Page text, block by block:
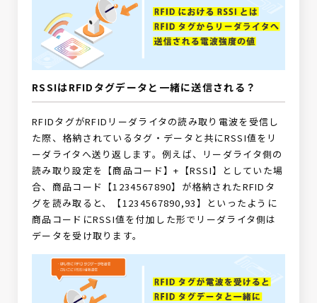
RSSIはRFIDタグデータと一緒に送信される？
RFIDタグがRFIDリーダライタの読み取り電波を受信し
た際、格納されているタグ・データと共にRSSI値をリ
ーダライタへ送り返します。例えば、リーダライタ側の
読み取り設定を【商品コード】+【RSSI】としていた場
合、商品コード【1234567890】が格納されたRFIDタ
グを読み取ると、【1234567890,93】といったように
商品コードにRSSI値を付加した形でリーダライタ側は
データを受け取ります。